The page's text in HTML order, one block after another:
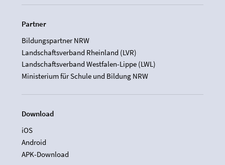
Partner
Bildungspartner NRW
Landschaftsverband Rheinland (LVR)
Landschaftsverband Westfalen-Lippe (LWL)
Ministerium für Schule und Bildung NRW
Download
iOS
Android
APK-Download